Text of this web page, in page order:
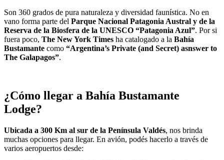
Son 360 grados de pura naturaleza y diversidad faunística. No en
vano forma parte del Parque Nacional Patagonia Austral y de la
Reserva de la Biosfera de la UNESCO “Patagonia Azul”. Por si
fuera poco, The New York Times ha catalogado a la Bahía
Bustamante como “Argentina’s Private (and Secret) asnswer to
The Galapagos”.
¿Cómo llegar a Bahía Bustamante
Lodge?
Ubicada a 300 Km al sur de la Península Valdés, nos brinda
muchas opciones para llegar. En avión, podés hacerlo a través de
varios aeropuertos desde: